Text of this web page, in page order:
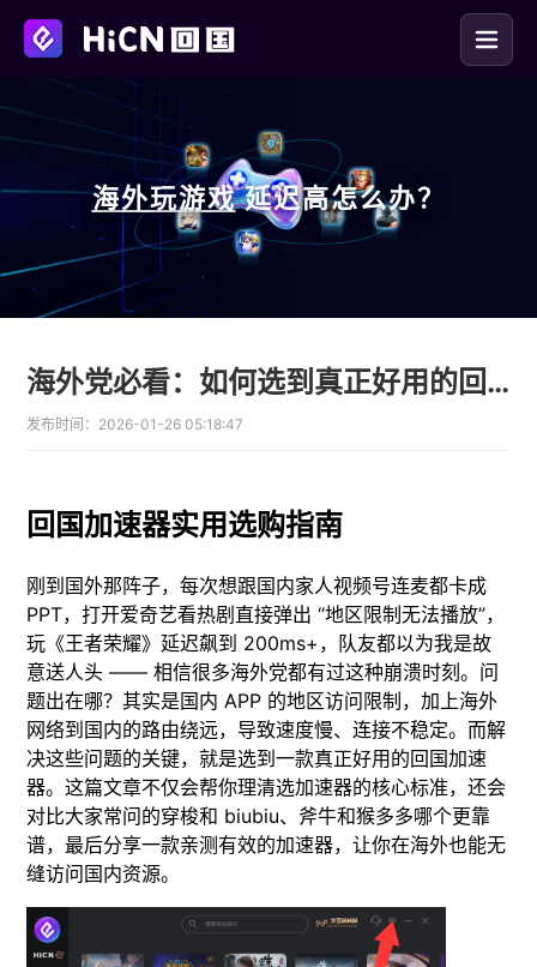
海外玩游戏 延迟高怎么办？
海外党必看：如何选到真正好用的回国加速器？避开坑点实现无缝追剧
发布时间： 2026-01-26 05:18:47
回国加速器实用选购指南
刚到国外那阵子，每次想跟国内家人视频号连麦都卡成
PPT，打开爱奇艺看热剧直接弹出 “地区限制无法播放”，
玩《王者荣耀》延迟飙到 200ms+，队友都以为我是故
意送人头 —— 相信很多海外党都有过这种崩溃时刻。问
题出在哪？其实是国内 APP 的地区访问限制，加上海外
网络到国内的路由绕远，导致速度慢、连接不稳定。而解
决这些问题的关键，就是选到一款真正好用的回国加速
器。这篇文章不仅会帮你理清选加速器的核心标准，还会
对比大家常问的穿梭和 biubiu、斧牛和猴多多哪个更靠
谱，最后分享一款亲测有效的加速器，让你在海外也能无
缝访问国内资源。